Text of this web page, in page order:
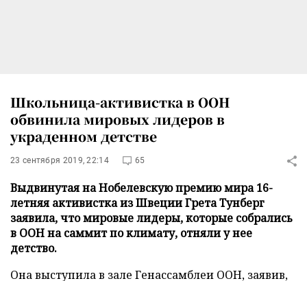
Школьница-активистка в ООН
обвинила мировых лидеров в
украденном детстве
23 сентября 2019, 22:14 65
Выдвинутая на Нобелевскую премию мира 16-
летняя активистка из Швеции Грета Тунберг
заявила, что мировые лидеры, которые собрались
в ООН на саммит по климату, отняли у нее
детство.
Она выступила в зале Генассамблеи ООН, заявив,